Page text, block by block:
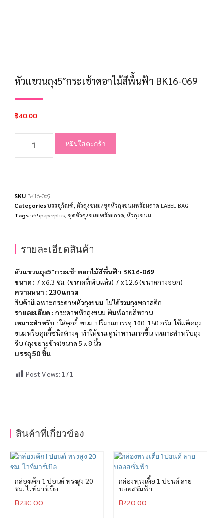
หัวแขวนถุง5″กระเช้าดอกไม้สีพื้นฟ้า BK16-069
฿40.00
หยิบใส่ตะกร้า
SKU BK16-069
Categoriesบรรจุภัณฑ์ หัวถุงขนม/ชุดหัวถุงขนมพร้อมถาด LABEL BAG
Tags555paperplus ชุดหัวถุงขนมพร้อมถาด หัวถุงขนม
รายละเอียดสินค้า
หัวแขวนถุง5″กระเช้าดอกไม้สีพื้นฟ้า BK16-069
ขนาด : 7 x 6.3 ซม. (ขนาดที่พับแล้ว) 7 x 12.6 (ขนาดกางออก)
ความหนา : 230 แกรม
สินค้ามีเฉพาะกระดาษหัวถุงขนม ไม่ได้รวมถุงพลาสติก
รายละเอียด : กระดาษหัวถุงขนม พิมพ์ลายสีหวาน
เหมาะสำ​หรับ​ :ใส่คุกกี้-ขนม ปริมาณบรรจุ 100-150 กรัม ใช้แพ็คถุง
ขนมหรือคุกกี้ชนิดต่างๆ ทำให้ขนมดูน่าทานมากขึ้น เหมาะสำหรับถุง
จีบ (ถุงขยายข้าง)ขนาด 5 x 8 นิ้ว
บรรจุ 50 ชิ้น
Post Views: 171
สินค้าที่เกี่ยวข้อง
กล่องเค้ก 1 ปอนด์ ทรงสูง 20
ซม. ไวท์มาร์เบิล
฿230.00
กล่องทรงเตี้ย 1 ปอนด์ ลาย
บลอสซั่มฟ้า
฿220.00